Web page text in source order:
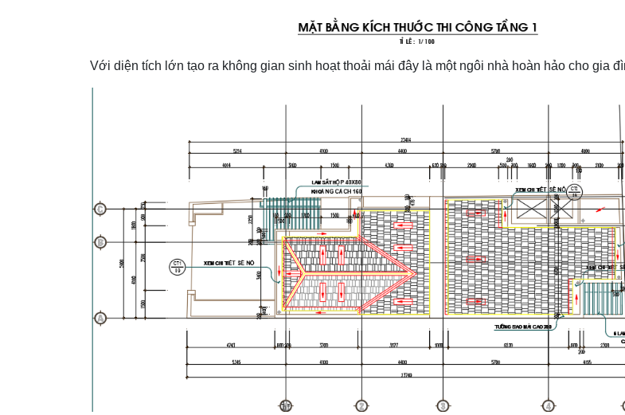
Với diện tích lớn tạo ra không gian sinh hoạt thoải mái đây là một ngôi nhà hoàn hảo cho gia